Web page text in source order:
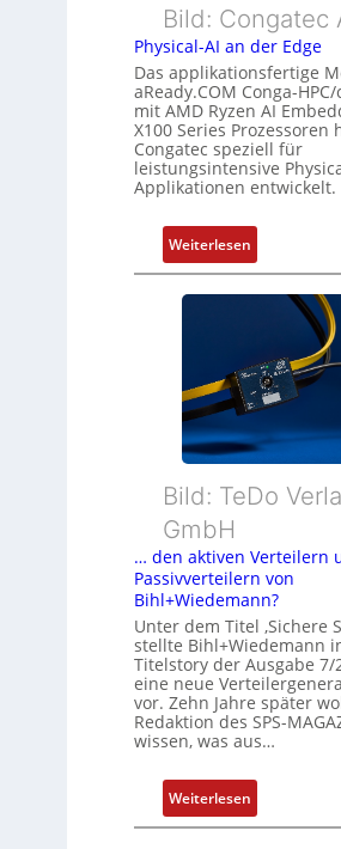
ü
b
e
r
w
a
c
h
u
n
g
i
s
t
u
n
g
e
E
t
h
e
r
c
a
t
-
A
r
i
t
k
u
Bild: Congatec
Physical-AI an der Edge
Das applikationsfertige
aReady.COM Conga-HPC/
mit AMD Ryzen AI
X100 Series Prozessoren
Congatec speziell für
leistungsintensive
Applikationen entwickelt.
Weiterlesen:
P
h
i
c
a
l
-
A
n
d
e
r
E
d
g
e
Bild: TeDo
GmbH
… den aktiven Verteilern
Passivverteilern von
Bihl+Wiedemann?
Unter dem Titel ‚Sichere
stellte Bihl+Wiedemann
Titelstory der Ausgabe 7/
eine neue
vor. Zehn Jahre später
Redaktion des SPS-
wissen, was aus…
Weiterlesen:
…